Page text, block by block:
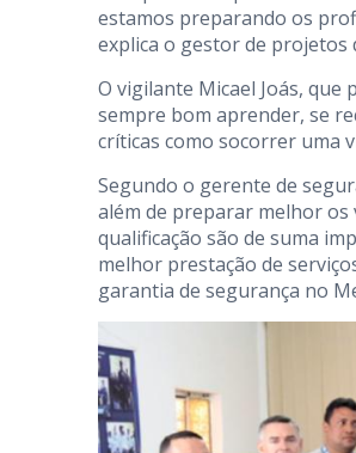
estamos preparando os
explica o gestor de projetos
O vigilante Micael Joás,
sempre bom aprender, se
críticas como socorrer uma
Segundo o gerente de
além de preparar melhor os
qualificação são de suma
melhor prestação de
garantia de segurança no